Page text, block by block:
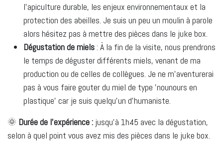
l’apiculture durable, les enjeux environnementaux et la
protection des abeilles. Je suis un peu un moulin à parole
alors hésitez pas à mettre des pièces dans le juke box.
Dégustation de miels: À la fin de la visite, nous prendrons
le temps de déguster différents miels, venant de ma
production ou de celles de collègues. Je ne m'aventurerai
pas à vous faire gouter du miel de type 'nounours en
plastique' car je suis quelqu'un d'humaniste.
🌞 Durée de l'expérience : jusqu'à 1h45 avec la dégustation,
selon à quel point vous avez mis des pièces dans le juke box.